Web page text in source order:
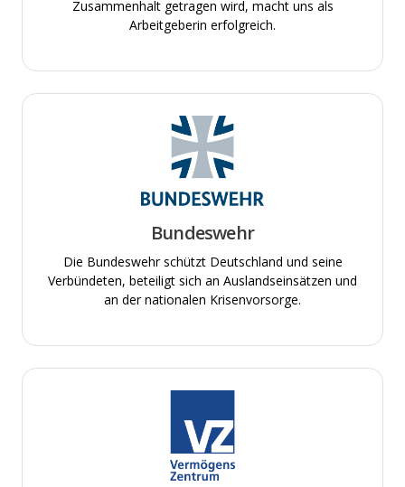
Zusammenhalt getragen wird, macht uns als
Arbeitgeberin erfolgreich.
Bundeswehr
Die Bundeswehr schützt Deutschland und seine
Verbündeten, beteiligt sich an Auslandseinsätzen und
an der nationalen Krisenvorsorge.